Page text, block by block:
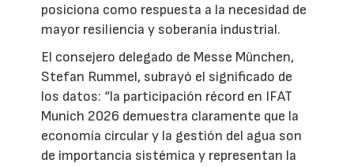
posiciona como respuesta a la necesidad de
mayor resiliencia y soberanía industrial.
El consejero delegado de Messe München,
Stefan Rummel, subrayó el significado de
los datos: “la participación récord en IFAT
Munich 2026 demuestra claramente que la
economía circular y la gestión del agua son
de importancia sistémica y representan la